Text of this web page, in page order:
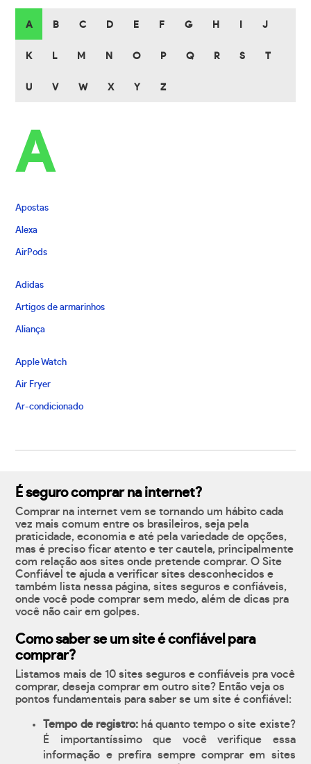
A B C D E F G H J
K L M N O P Q R S T
U V W X Y Z
A
Apostas
Alexa
AirPods
Adidas
Artigos de armarinhos
Aliança
Apple Watch
Air Fryer
Ar-condicionado
É seguro comprar na internet?
Comprar na internet vem se tornando um hábito cada
vez mais comum entre os brasileiros, seja pela
praticidade, economia e até pela variedade de opções,
mas é preciso ficar atento e ter cautela, principalmente
com relação aos sites onde pretende comprar. O Site
Confiável te ajuda a verificar sites desconhecidos e
também lista nessa página, sites seguros e confiáveis,
onde você pode comprar sem medo, além de dicas pra
você não cair em golpes.
Como saber se um site é confiável para
comprar?
Listamos mais de 10 sites seguros e confiáveis pra você
comprar, deseja comprar em outro site? Então veja os
pontos fundamentais para saber se um site é confiável:
Tempo de registro:há quanto tempo o site existe?
É importantíssimo que você verifique essa
informação e prefira sempre comprar em sites